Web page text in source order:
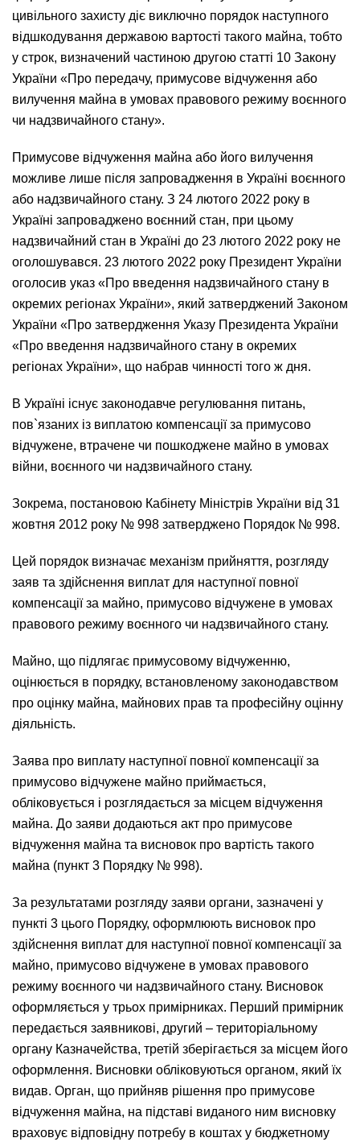
цивільного захисту діє виключно порядок наступного
відшкодування державою вартості такого майна, тобто
у строк, визначений частиною другою статті 10 Закону
України «Про передачу, примусове відчуження або
вилучення майна в умовах правового режиму воєнного
чи надзвичайного стану».
Примусове відчуження майна або його вилучення
можливе лише після запровадження в Україні воєнного
або надзвичайного стану. З 24 лютого 2022 року в
Україні запроваджено воєнний стан, при цьому
надзвичайний стан в Україні до 23 лютого 2022 року не
оголошувався. 23 лютого 2022 року Президент України
оголосив указ «Про введення надзвичайного стану в
окремих регіонах України», який затверджений Законом
України «Про затвердження Указу Президента України
«Про введення надзвичайного стану в окремих
регіонах України», що набрав чинності того ж дня.
В Україні існує законодавче регулювання питань,
пов`язаних із виплатою компенсації за примусово
відчужене, втрачене чи пошкоджене майно в умовах
війни, воєнного чи надзвичайного стану.
Зокрема, постановою Кабінету Міністрів України від 31
жовтня 2012 року № 998 затверджено Порядок № 998.
Цей порядок визначає механізм прийняття, розгляду
заяв та здійснення виплат для наступної повної
компенсації за майно, примусово відчужене в умовах
правового режиму воєнного чи надзвичайного стану.
Майно, що підлягає примусовому відчуженню,
оцінюється в порядку, встановленому законодавством
про оцінку майна, майнових прав та професійну оцінну
діяльність.
Заява про виплату наступної повної компенсації за
примусово відчужене майно приймається,
обліковується і розглядається за місцем відчуження
майна. До заяви додаються акт про примусове
відчуження майна та висновок про вартість такого
майна (пункт 3 Порядку № 998).
За результатами розгляду заяви органи, зазначені у
пункті 3 цього Порядку, оформлюють висновок про
здійснення виплат для наступної повної компенсації за
майно, примусово відчужене в умовах правового
режиму воєнного чи надзвичайного стану. Висновок
оформляється у трьох примірниках. Перший примірник
передається заявникові, другий – територіальному
органу Казначейства, третій зберігається за місцем його
оформлення. Висновки обліковуються органом, який їх
видав. Орган, що прийняв рішення про примусове
відчуження майна, на підставі виданого ним висновку
враховує відповідну потребу в коштах у бюджетному